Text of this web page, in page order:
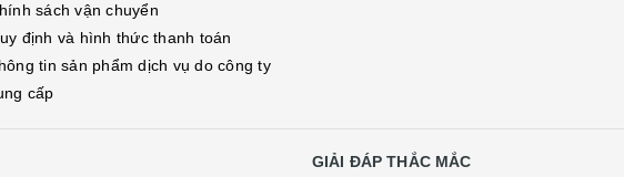
sách vận chuyển
định và hình thức thanh toán
tin sản phẩm dịch vụ do công ty
cấp
GIẢI ĐÁP THẮC MẮC